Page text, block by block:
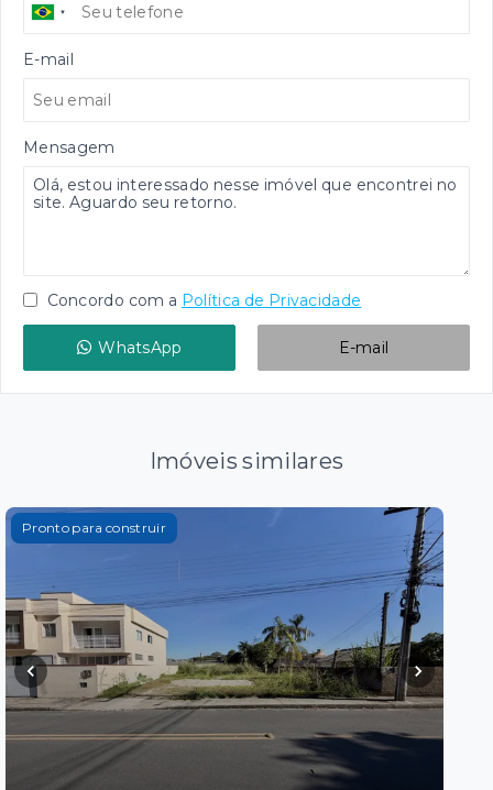
E-mail
Mensagem
Concordo com a Política de Privacidade
WhatsApp E-mail
Imóveis similares
Pronto para construir